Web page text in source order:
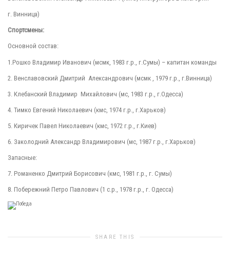
г. Винница)
Спортсмены:
Основной состав:
1.Рошко Владимир Иванович (мсмк, 1983 г.р., г.Сумы) – капитан команды
2. Венславовский Дмитрий Александрович (мсмк , 1979 г.р., г.Винница)
3. Клебанский Владимир Михайлович (мс, 1983 г.р., г.Одесса)
4. Тимко Евгений Николаевич (кмс, 1974 г.р., г.Харьков)
5. Киричек Павел Николаевич (кмс, 1972 г.р., г.Киев)
6. Заколодний Александр Владимирович (мс, 1987 г.р., г.Харьков)
Запасные:
7. Романенко Дмитрий Борисович (кмс, 1981 г.р., г. Сумы)
8. Побережний Петро Павлович (1 с.р., 1978 г.р., г. Одесса)
SHARE THIS